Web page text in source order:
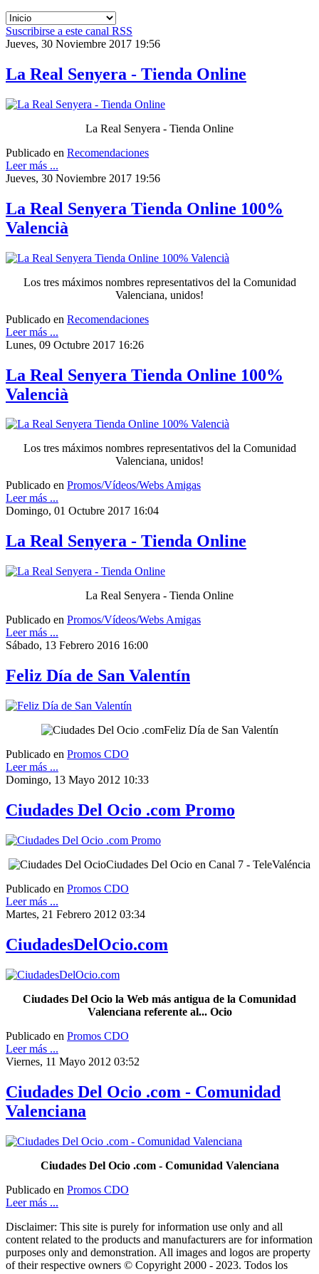
Suscribirse a este canal RSS
Jueves, 30 Noviembre 2017 19:56
La Real Senyera - Tienda Online
La Real Senyera - Tienda Online
Publicado en Recomendaciones
Leer más ...
Jueves, 30 Noviembre 2017 19:56
La Real Senyera Tienda Online 100%
Valencià
Los tres máximos nombres representativos del la Comunidad
Valenciana, unidos!
Publicado en Recomendaciones
Leer más ...
Lunes, 09 Octubre 2017 16:26
La Real Senyera Tienda Online 100%
Valencià
Los tres máximos nombres representativos del la Comunidad
Valenciana, unidos!
Publicado en Promos/Vídeos/Webs Amigas
Leer más ...
Domingo, 01 Octubre 2017 16:04
La Real Senyera - Tienda Online
La Real Senyera - Tienda Online
Publicado en Promos/Vídeos/Webs Amigas
Leer más ...
Sábado, 13 Febrero 2016 16:00
Feliz Día de San Valentín
Feliz Día de San Valentín
Publicado en Promos CDO
Leer más ...
Domingo, 13 Mayo 2012 10:33
Ciudades Del Ocio .com Promo
Ciudades Del Ocio en Canal 7 - TeleValéncia
Publicado en Promos CDO
Leer más ...
Martes, 21 Febrero 2012 03:34
CiudadesDelOcio.com
Ciudades Del Ocio la Web más antigua de la Comunidad
Valenciana referente al... Ocio
Publicado en Promos CDO
Leer más ...
Viernes, 11 Mayo 2012 03:52
Ciudades Del Ocio .com - Comunidad
Valenciana
Ciudades Del Ocio .com - Comunidad Valenciana
Publicado en Promos CDO
Leer más ...
Disclaimer: This site is purely for information use only and all
content related to the products and manufacturers are for information
purposes only and demonstration. All images and logos are property
of their respective owners © Copyright 2000 - 2023. Todos los